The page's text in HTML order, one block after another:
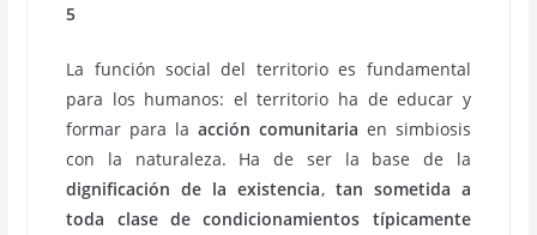
5
La función social del territorio es fundamental
para los humanos: el territorio ha de educar y
formar para la acción comunitaria en simbiosis
con la naturaleza. Ha de ser la base de la
dignificación de la existencia, tan sometida a
toda clase de condicionamientos típicamente